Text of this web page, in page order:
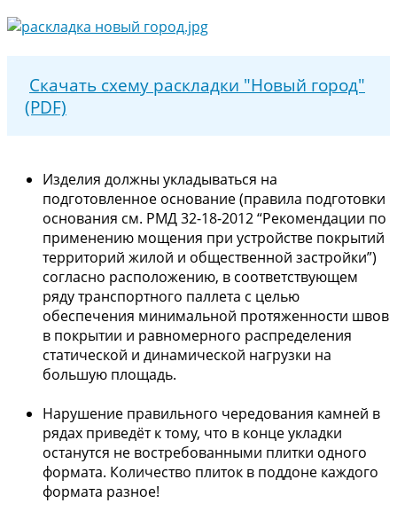
Скачать схему раскладки "Новый город"
(PDF)
Изделия должны укладываться на
подготовленное основание (правила подготовки
основания см. РМД 32-18-2012 “Рекомендации по
применению мощения при устройстве покрытий
территорий жилой и общественной застройки”)
согласно расположению, в соответствующем
ряду транспортного паллета с целью
обеспечения минимальной протяженности швов
в покрытии и равномерного распределения
статической и динамической нагрузки на
большую площадь.
Нарушение правильного чередования камней в
рядах приведёт к тому, что в конце укладки
останутся не востребованными плитки одного
формата. Количество плиток в поддоне каждого
формата разное!